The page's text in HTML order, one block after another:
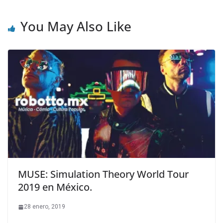
You May Also Like
MUSE: Simulation Theory World Tour
2019 en México.
28 enero, 2019